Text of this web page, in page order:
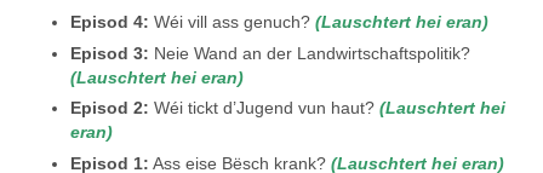
Episod 4: Wéi vill ass genuch? (Lauschtert hei eran)
Episod 3: Neie Wand an der Landwirtschaftspolitik?
(Lauschtert hei eran)
Episod 2: Wéi tickt d’Jugend vun haut? (Lauschtert hei
eran)
Episod 1: Ass eise Bësch krank? (Lauschtert hei eran)